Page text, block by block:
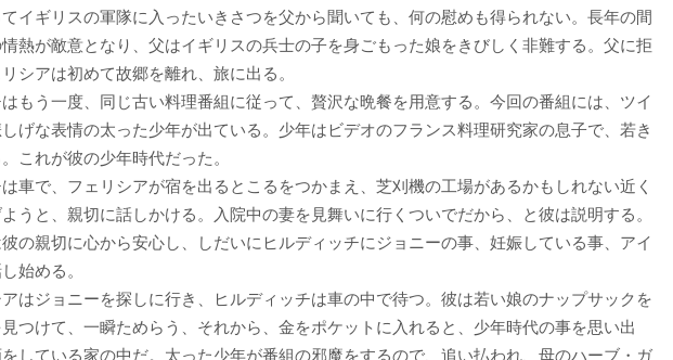
イギリスの軍隊に入ったいきさつを父から聞いても、何の慰めも得られない。長年の間
熱が敵意となり、父はイギリスの兵士の子を身ごもった娘をきびしく非難する。父に拒
シアは初めて故郷を離れ、旅に出る。
もう一度、同じ古い料理番組に従って、贅沢な晩餐を用意する。今回の番組には、ツイ
げな表情の太った少年が出ている。少年はビデオのフランス料理研究家の息子で、若き
これが彼の少年時代だった。
車で、フェリシアが宿を出るとこるをつかまえ、芝刈機の工場があるかもしれない近く
うと、親切に話しかける。入院中の妻を見舞いに行くついでだから、と彼は説明する。
の親切に心から安心し、しだいにヒルディッチにジョニーの事、妊娠している事、アイ
始める。
はジョニーを探しに行き、ヒルディッチは車の中で待つ。彼は若い娘のナップサックを
つけて、一瞬ためらう、それから、金をポケットに入れると、少年時代の事を思い出
している家の中だ。太った少年が番組の邪魔をするので、追い払われ、母のハーブ・ガ